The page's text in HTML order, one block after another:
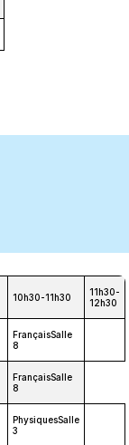
10h30-11h30
11h30-
12h30
FrançaisSalle
8
FrançaisSalle
8
PhysiquesSalle
3